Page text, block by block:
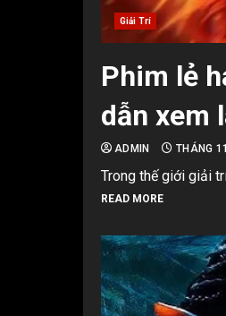
Giải Trí
Phim lẻ
dẫn xem
ADMIN THÁNG
Trong thế giới giải
READ MORE